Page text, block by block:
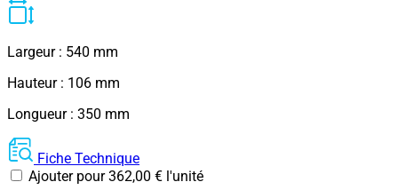
Largeur : 540 mm
Hauteur : 106 mm
Longueur : 350 mm
Fiche Technique
Ajouter pour362,00 € l'unité